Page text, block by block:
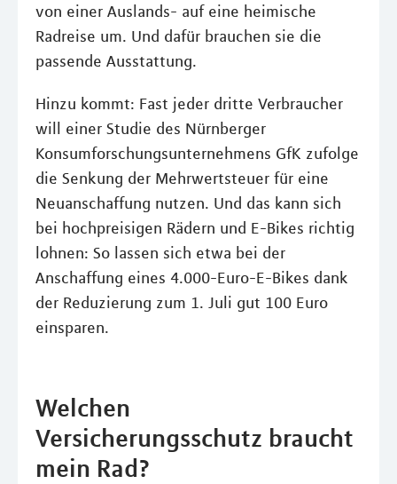
von einer Auslands- auf eine heimische
Radreise um. Und dafür brauchen sie die
passende Ausstattung.
Hinzu kommt: Fast jeder dritte Verbraucher
will einer Studie des Nürnberger
Konsumforschungsunternehmens GfK zufolge
die Senkung der Mehrwertsteuer für eine
Neuanschaffung nutzen. Und das kann sich
bei hochpreisigen Rädern und E-Bikes richtig
lohnen: So lassen sich etwa bei der
Anschaffung eines 4.000-Euro-E-Bikes dank
der Reduzierung zum 1. Juli gut 100 Euro
einsparen.
Welchen
Versicherungsschutz braucht
mein Rad?